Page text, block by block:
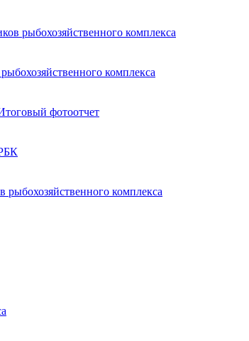
рыбохозяйственного комплекса
комплекса
фотоотчет
комплекса